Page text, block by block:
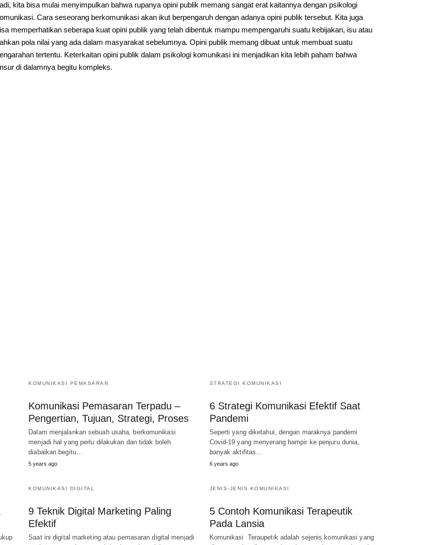
kita bisa mulai menyimpulkan bahwa rupanya opini publik memang sangat erat kaitannya dengan psikologi
Cara seseorang berkomunikasi akan ikut berpengaruh dengan adanya opini publik tersebut. Kita juga
memperhatikan seberapa kuat opini publik yang telah dibentuk mampu mempengaruhi suatu kebijakan, isu atau
pola nilai yang ada dalam masyarakat sebelumnya. Opini publik memang dibuat untuk membuat suatu
tertentu. Keterkaitan opini publik dalam psikologi komunikasi ini menjadikan kita lebih paham bahwa
di dalamnya begitu kompleks.
KOMUNIKASI PEMASARAN
Komunikasi Pemasaran Terpadu –
Pengertian, Tujuan, Strategi, Proses
Dalam menjalankan sebuah usaha, berkomunikasi
menjadi hal yang perlu dilakukan dan tidak boleh
diabaikan begitu…
5 years ago
STRATEGI KOMUNIKASI
6 Strategi Komunikasi Efektif Saat
Pandemi
Seperti yang diketahui, dengan maraknya pandemi
Covid-19 yang menyerang hampir ke penjuru dunia,
banyak aktifitas…
6 years ago
KOMUNIKASI DIGITAL
9 Teknik Digital Marketing Paling
Efektif
Saat ini digital marketing atau pemasaran digital menjadi
JENIS-JENIS KOMUNIKASI
5 Contoh Komunikasi Terapeutik
Pada Lansia
Komunikasi Teraupetik adalah sejenis komunikasi yang